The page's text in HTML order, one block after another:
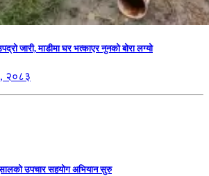
जारी, माडीमा घर भत्काएर नुनको बोरा लग्यो
२०८३
उपचार सहयोग अभियान सुरु